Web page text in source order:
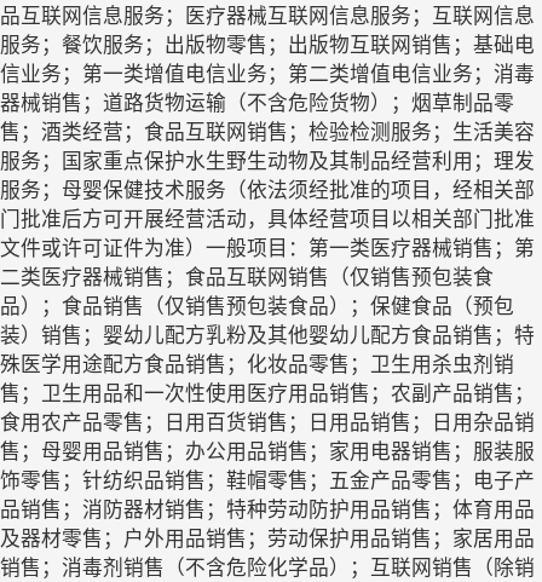
品互联网信息服务；医疗器械互联网信息服务；互联网信息
服务；餐饮服务；出版物零售；出版物互联网销售；基础电
信业务；第一类增值电信业务；第二类增值电信业务；消毒
器械销售；道路货物运输（不含危险货物）；烟草制品零
售；酒类经营；食品互联网销售；检验检测服务；生活美容
服务；国家重点保护水生野生动物及其制品经营利用；理发
服务；母婴保健技术服务（依法须经批准的项目，经相关部
门批准后方可开展经营活动，具体经营项目以相关部门批准
文件或许可证件为准）一般项目：第一类医疗器械销售；第
二类医疗器械销售；食品互联网销售（仅销售预包装食
品）；食品销售（仅销售预包装食品）；保健食品（预包
装）销售；婴幼儿配方乳粉及其他婴幼儿配方食品销售；特
殊医学用途配方食品销售；化妆品零售；卫生用杀虫剂销
售；卫生用品和一次性使用医疗用品销售；农副产品销售；
食用农产品零售；日用百货销售；日用品销售；日用杂品销
售；母婴用品销售；办公用品销售；家用电器销售；服装服
饰零售；针纺织品销售；鞋帽零售；五金产品零售；电子产
品销售；消防器材销售；特种劳动防护用品销售；体育用品
及器材零售；户外用品销售；劳动保护用品销售；家居用品
销售；消毒剂销售（不含危险化学品）；互联网销售（除销